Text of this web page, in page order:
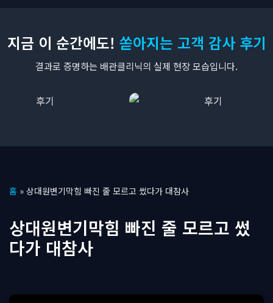
지금 이 순간에도! 쏟아지는 고객 감사 후기
결과로 증명하는 배관클리닉의 실제 현장 모습입니다.
텐
로
건
기
홈 » 상대원변기막힘 빠진 줄 모르고 썼다가 대참사
상대원변기막힘 빠진 줄 모르고 썼
다가 대참사